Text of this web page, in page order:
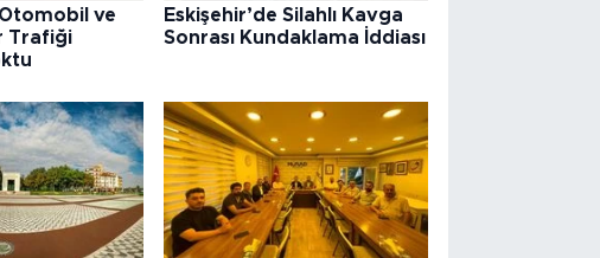
Otomobil ve
Trafiği
Eskişehir’de Silahlı Kavga
Sonrası Kundaklama İddiası